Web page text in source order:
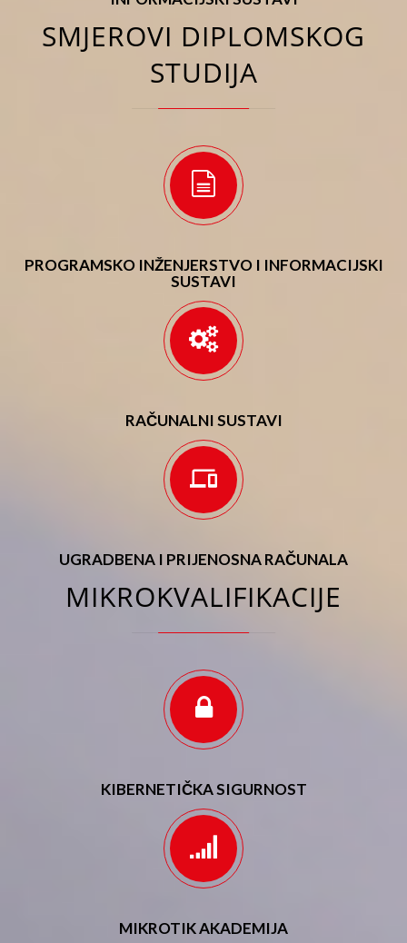
SMJEROVI DIPLOMSKOG
STUDIJA
PROGRAMSKO INŽENJERSTVO I INFORMACIJSKI
SUSTAVI
RAČUNALNI SUSTAVI
UGRADBENA I PRIJENOSNA RAČUNALA
MIKROKVALIFIKACIJE
KIBERNETIČKA SIGURNOST
MIKROTIK AKADEMIJA